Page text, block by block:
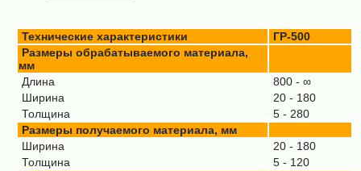
Технические характеристики
ГР-500
Размеры обрабатываемого материала,
мм
Длина
800 - ∞
Ширина
20 - 180
Толщина
5 - 280
Размеры получаемого материала, мм
Ширина
20 - 180
Толщина
5 - 120